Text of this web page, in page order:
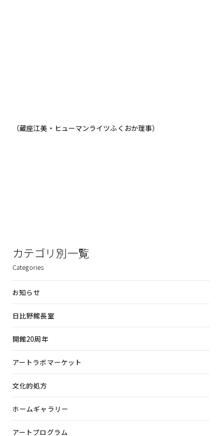
（蔵座江美・ヒューマンライツふくおか理事）
カテゴリ別一覧
Categories
お知らせ
日比野館長室
開館20周年
アートラボマーケット
文化的処方
ホームギャラリー
アートプログラム